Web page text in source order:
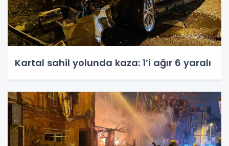
Kartal sahil yolunda kaza: 1’i ağır 6 yaralı